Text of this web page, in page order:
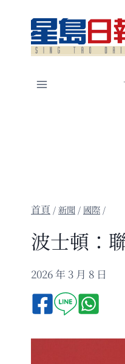
content
/新聞 / 國際 /
波士頓：
2026 年 3 月 8 日